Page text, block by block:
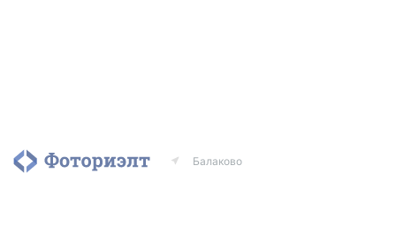
Балаково